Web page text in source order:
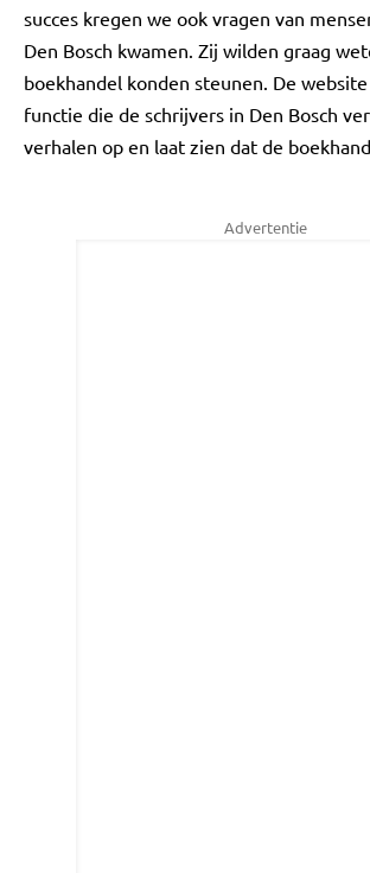
succes kregen we ook vragen van
Den Bosch kwamen. Zij wilden graag
boekhandel konden steunen. De
functie die de schrijvers in Den Bosch
verhalen op en laat zien dat de
Advertentie